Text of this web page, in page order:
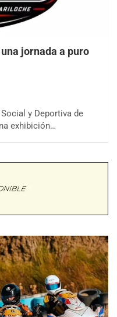
jornada a puro
y Deportiva de
exhibición…